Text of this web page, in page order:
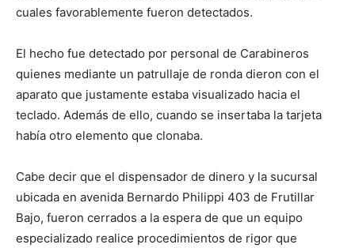
cuales favorablemente fueron detectados.
El hecho fue detectado por personal de Carabineros
quienes mediante un patrullaje de ronda dieron con el
aparato que justamente estaba visualizado hacia el
teclado. Además de ello, cuando se insertaba la tarjeta
había otro elemento que clonaba.
Cabe decir que el dispensador de dinero y la sucursal
ubicada en avenida Bernardo Philippi 403 de Frutillar
Bajo, fueron cerrados a la espera de que un equipo
especializado realice procedimientos de rigor que